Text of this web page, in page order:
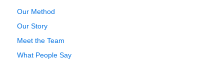
Our Method
Our Story
Meet the Team
What People Say